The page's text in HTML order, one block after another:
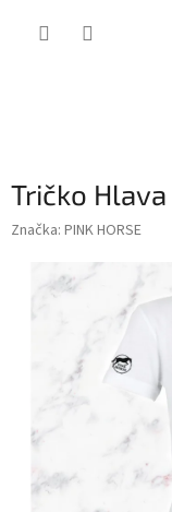
Tričko Hlava
Značka: PINK HORSE